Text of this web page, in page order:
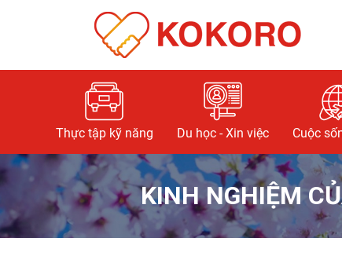
Thực tập kỹ năng Du học - Xin việc Cuộc
KINH NGHIỆM